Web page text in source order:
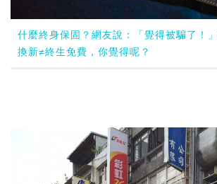
什麼終身保固？網友說：「覺得被騙了！
換新≠終生免費，你覺得呢？